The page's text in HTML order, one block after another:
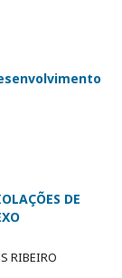
DE
RIBEIRO